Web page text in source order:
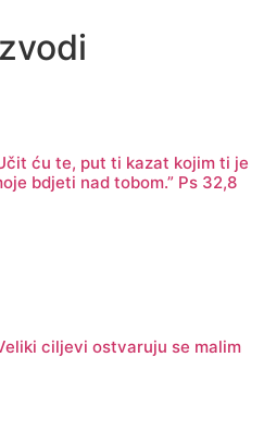
ću te, put ti kazat kojim ti je
bdjeti nad tobom.” Ps 32,8
ciljevi ostvaruju se malim